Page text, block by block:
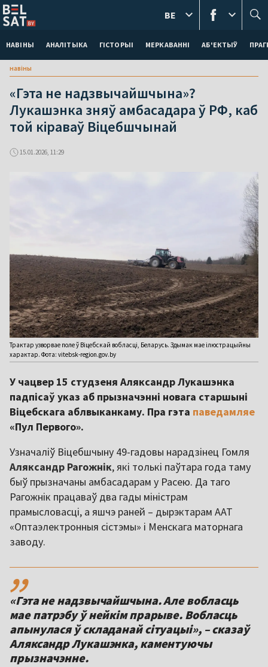
НАВІНЫ АНАЛІТЫКА ГІСТОРЫІ МЕРКАВАННI АБ'ЕКТЫЎ
BE
навіны
«Гэта не надзвычайшчына»?
Лукашэнка зняў амбасадара ў РФ, каб
той кіраваў Віцебшчынай
15.01.2026, 11:29
Трактар узворвае поле ў Віцебскай вобласці, Беларусь. Здымак мае ілюстрацыйны
характар. Фота: vitebsk-region.gov.by
У чацвер 15 студзеня Аляксандр Лукашэнка
падпісаў указ аб прызначэнні новага старшыні
Віцебскага аблвыканкаму. Пра гэта паведамляе
«Пул Первого».
Узначаліў Віцебшчыну 49-гадовы нарадзінец Гомля
Аляксандр Рагожнік, які толькі паўтара года таму
быў прызначаны амбасадарам у Расею. Да таго
Рагожнік працаваў два гады міністрам
прамысловасці, а яшчэ раней – дырэктарам ААТ
«Оптаэлектронныя сістэмы» і Менскага маторнага
заводу.
,,
«Гэта не надзвычайшчына. Але вобласць
мае патрэбу ў нейкім прарыве. Вобласць
апынулася ў складанай сітуацыі», – сказаў
Аляксандр Лукашэнка, каментуючы
прызначэнне.